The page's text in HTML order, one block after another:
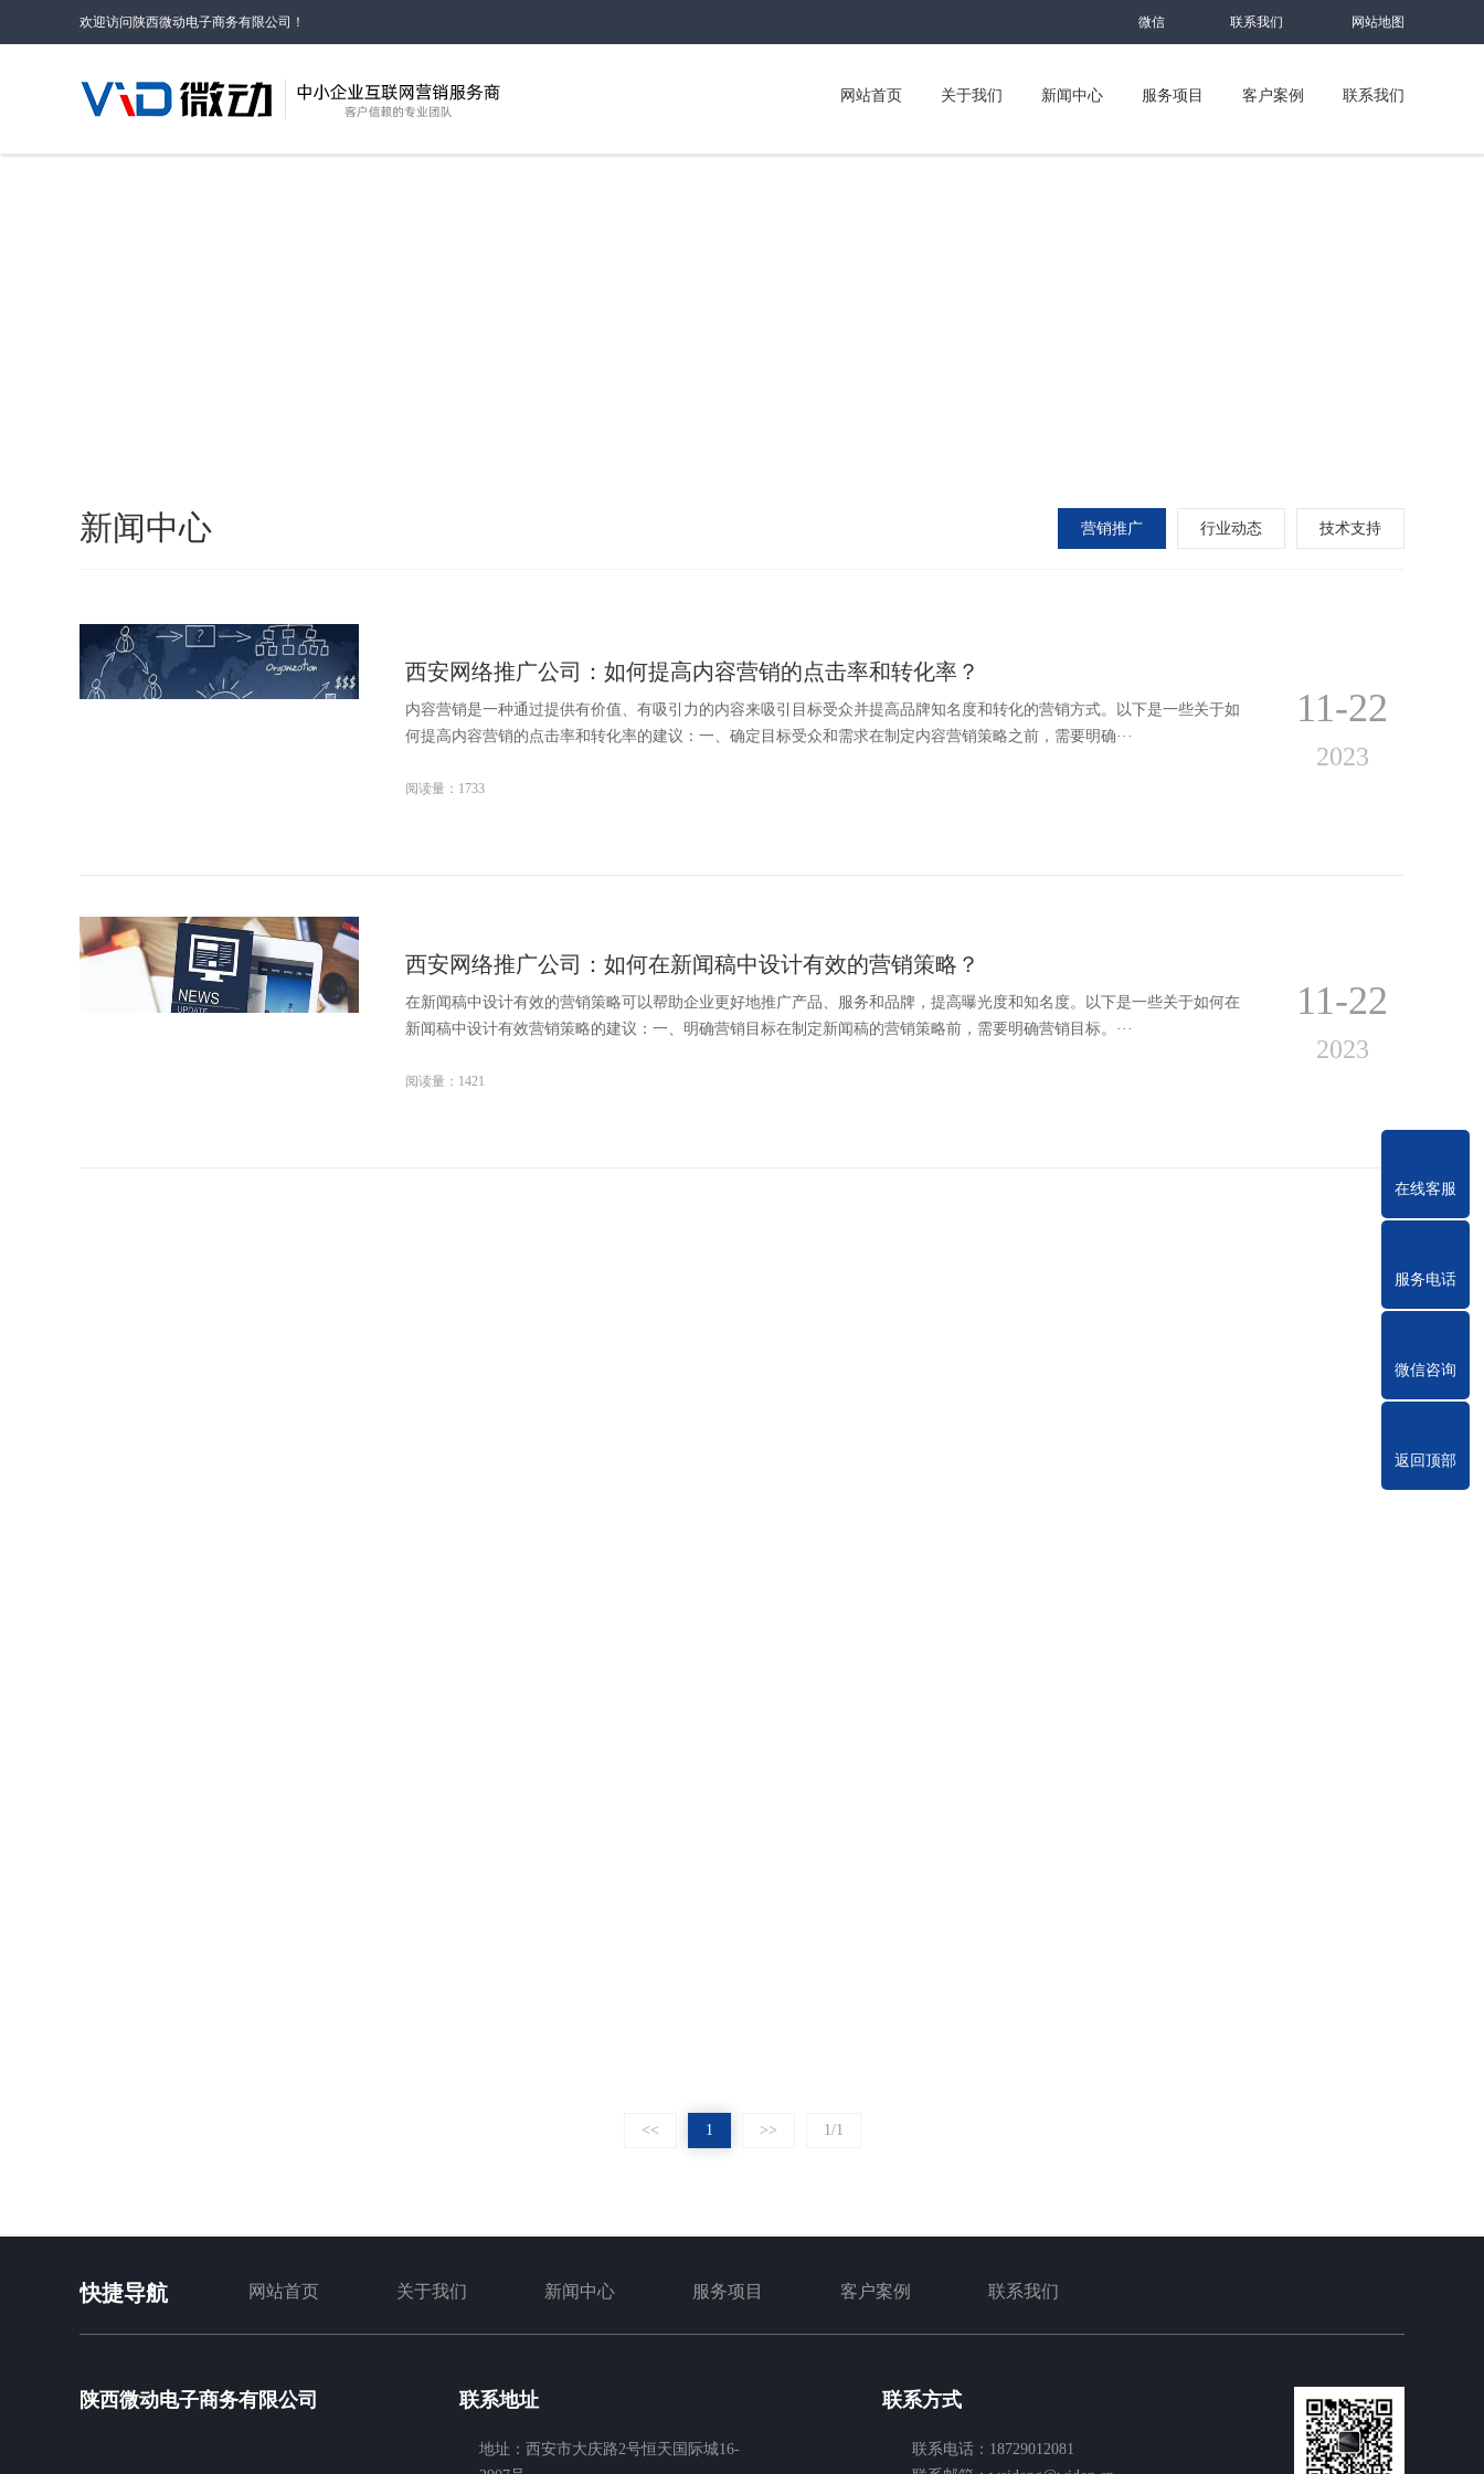
欢迎访问陕西微动电子商务有限公司！ 微信 联系我们 网站地图
网站首页 关于我们 新闻中心 服务项目 客户案例 联系我们
新闻中心 营销推广 行业动态 技术支持
西安网络推广公司：如何提高内容营销的点击率和转化率？
内容营销是一种通过提供有价值、有吸引力的内容来吸引目标受众并提高品牌知名度和转化的营销方式。以下是一些关于如
何提高内容营销的点击率和转化率的建议：一、确定目标受众和需求在制定内容营销策略之前，需要明确···
阅读量：1733
11-22
2023
西安网络推广公司：如何在新闻稿中设计有效的营销策略？
在新闻稿中设计有效的营销策略可以帮助企业更好地推广产品、服务和品牌，提高曝光度和知名度。以下是一些关于如何在
新闻稿中设计有效营销策略的建议：一、明确营销目标在制定新闻稿的营销策略前，需要明确营销目标。···
阅读量：1421
11-22
2023
11-22
<< 1 >> 1/1
快捷导航 网站首页 关于我们 新闻中心 服务项目 客户案例 联系我们
陕西微动电子商务有限公司 联系地址
地址：西安市大庆路2号恒天国际城16-
联系方式
联系电话：18729012081
在线客服
服务电话
微信咨询
返回顶部